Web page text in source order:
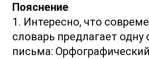
Пояснение
1. Интересно, что
словарь предлагает одну
письма: